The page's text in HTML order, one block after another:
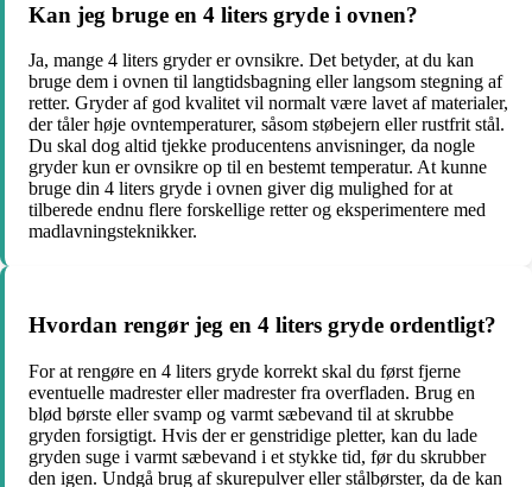
Kan jeg bruge en 4 liters gryde i ovnen?
Ja, mange 4 liters gryder er ovnsikre. Det betyder, at du kan
bruge dem i ovnen til langtidsbagning eller langsom stegning af
retter. Gryder af god kvalitet vil normalt være lavet af materialer,
der tåler høje ovntemperaturer, såsom støbejern eller rustfrit stål.
Du skal dog altid tjekke producentens anvisninger, da nogle
gryder kun er ovnsikre op til en bestemt temperatur. At kunne
bruge din 4 liters gryde i ovnen giver dig mulighed for at
tilberede endnu flere forskellige retter og eksperimentere med
madlavningsteknikker.
Hvordan rengør jeg en 4 liters gryde ordentligt?
For at rengøre en 4 liters gryde korrekt skal du først fjerne
eventuelle madrester eller madrester fra overfladen. Brug en
blød børste eller svamp og varmt sæbevand til at skrubbe
gryden forsigtigt. Hvis der er genstridige pletter, kan du lade
gryden suge i varmt sæbevand i et stykke tid, før du skrubber
den igen. Undgå brug af skurepulver eller stålbørster, da de kan